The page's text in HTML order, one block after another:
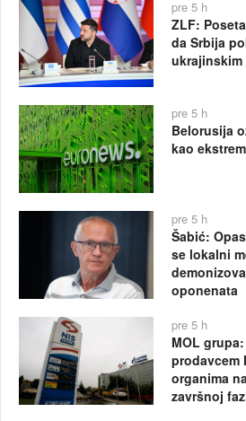
pre 5 h
ZLF:
da Srbija
ukrajinskim
pre 5 h
Belorusija
kao
pre 5 h
Šabić:
se lokalni
oponenata
pre 5 h
MOL
prodavcem
organima
završnoj